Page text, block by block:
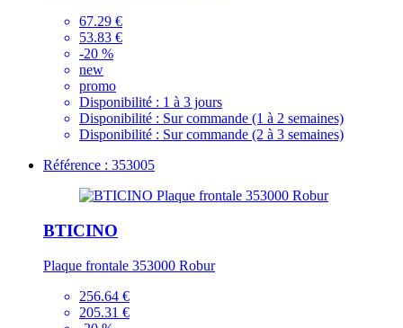
67.29 €
53.83 €
-20 %
new
promo
Disponibilité : 1 à 3 jours
Disponibilité : Sur commande (1 à 2 semaines)
Disponibilité : Sur commande (2 à 3 semaines)
Référence : 353005
BTICINO
Plaque frontale 353000 Robur
256.64 €
205.31 €